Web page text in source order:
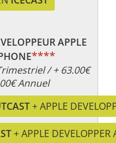
APPLE
****
/ + 63.00€
Annuel
+ APPLE
+ APPLE DEVELOPPER